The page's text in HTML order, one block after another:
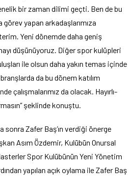
bir zaman dilimi geçti. Ben de bu
yapan arkadaşlarımıza
Yeni dönemde daha geniş
düşünüyoruz. Diğer spor kulüpleri
ile olsun daha yakın temas içinde
da bu dönem katılım
çalışmalarımız da olacak. Hayırlı-
şeklinde konuştu.
sonra Zafer Baş’ın verdiği önerge
Asım Özdemir, Kulübün Onursal
Spor Kulübünün Yeni Yönetim
yapılan açık oylama ile Zafer Baş